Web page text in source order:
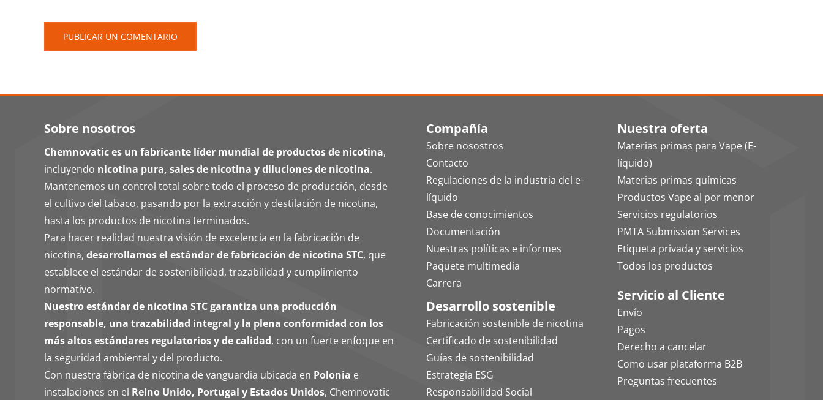
Sobre nosotros
Chemnovatic es un fabricante líder mundial de productos de nicotina,
incluyendo nicotina pura, sales de nicotina y diluciones de nicotina.
Mantenemos un control total sobre todo el proceso de producción, desde
el cultivo del tabaco, pasando por la extracción y destilación de nicotina,
hasta los productos de nicotina terminados.
Para hacer realidad nuestra visión de excelencia en la fabricación de
nicotina, desarrollamos el estándar de fabricación de nicotina STC, que
establece el estándar de sostenibilidad, trazabilidad y cumplimiento
normativo.
Nuestro estándar de nicotina STC garantiza una producción
responsable, una trazabilidad integral y la plena conformidad con los
más altos estándares regulatorios y de calidad, con un fuerte enfoque en
la seguridad ambiental y del producto.
Con nuestra fábrica de nicotina de vanguardia ubicada en Polonia e
instalaciones en el Reino Unido, Portugal y Estados Unidos, Chemnovatic
Compañía
Sobre nosostros
Contacto
Regulaciones de la industria del e-
líquido
Base de conocimientos
Documentación
Nuestras políticas e informes
Paquete multimedia
Carrera
Desarrollo sostenible
Fabricación sostenible de nicotina
Certificado de sostenibilidad
Guías de sostenibilidad
Estrategia ESG
Responsabilidad Social
Nuestra oferta
Materias primas para Vape (E-
líquido)
Materias primas químicas
Productos Vape al por menor
Servicios regulatorios
PMTA Submission Services
Etiqueta privada y servicios
Todos los productos
Servicio al Cliente
Envío
Pagos
Derecho a cancelar
Como usar plataforma B2B
Preguntas frecuentes